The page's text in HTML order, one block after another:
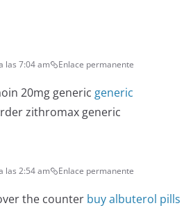
las 7:04 am Enlace permanente
20mg generic generic
zithromax generic
las 2:54 am Enlace permanente
the counter buy albuterol pills